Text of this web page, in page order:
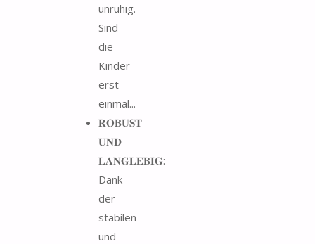
unruhig.
Sind
die
Kinder
erst
einmal...
𝐑𝐎𝐁𝐔𝐒𝐓
𝐔𝐍𝐃
𝐋𝐀𝐍𝐆𝐋𝐄𝐁𝐈𝐆:
Dank
der
stabilen
und